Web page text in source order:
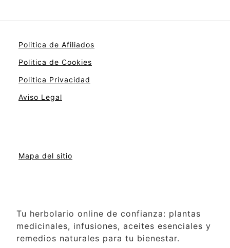
Politica de Afiliados
Politica de Cookies
Politica Privacidad
Aviso Legal
Mapa del sitio
Tu herbolario online de confianza: plantas
medicinales, infusiones, aceites esenciales y
remedios naturales para tu bienestar.